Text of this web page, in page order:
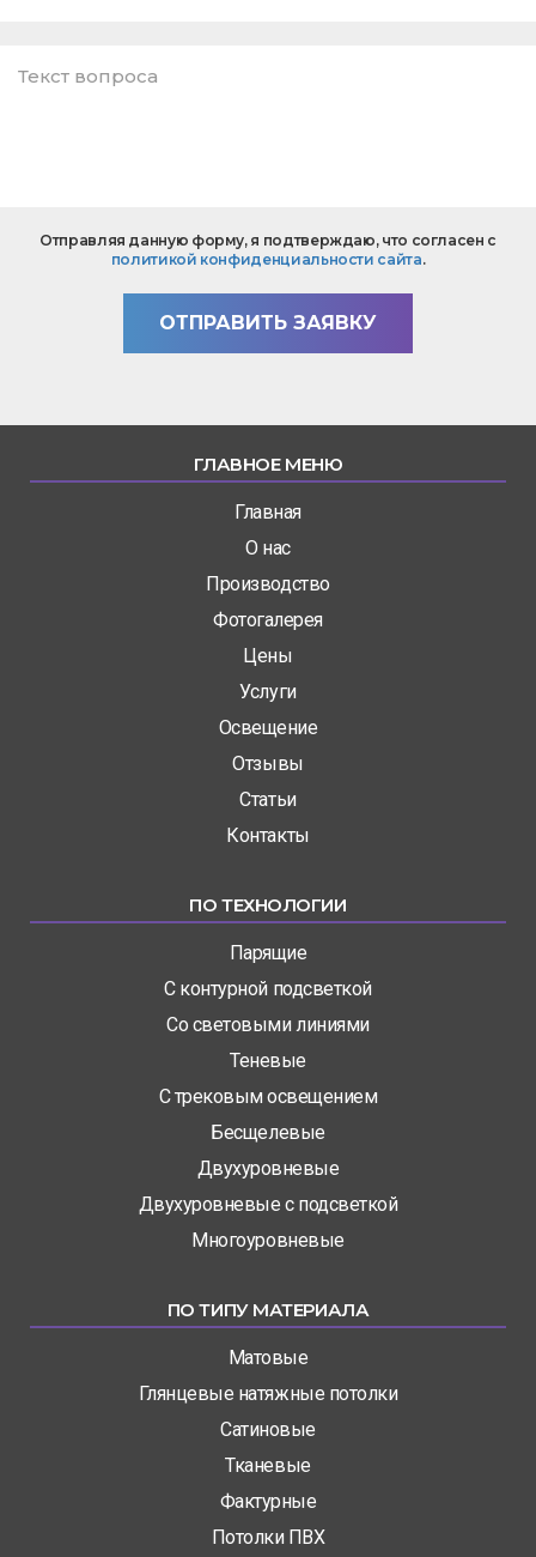
mail
вопроса
Отправляя данную форму, я подтверждаю, что согласен с
политикой конфиденциальности сайта.
ОТПРАВИТЬ ЗАЯВКУ
ГЛАВНОЕ МЕНЮ
Главная
О нас
Производство
Фотогалерея
Цены
Услуги
Освещение
Отзывы
Статьи
Контакты
ПО ТЕХНОЛОГИИ
Парящие
С контурной подсветкой
Со световыми линиями
Теневые
С трековым освещением
Бесщелевые
Двухуровневые
Двухуровневые с подсветкой
Многоуровневые
ПО ТИПУ МАТЕРИАЛА
Матовые
Глянцевые натяжные потолки
Сатиновые
Тканевые
Фактурные
Потолки ПВХ